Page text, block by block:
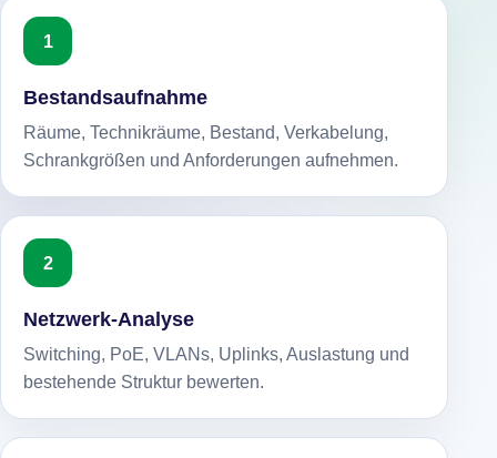
Bestandsaufnahme
Räume, Technikräume, Bestand, Verkabelung,
Schrankgrößen und Anforderungen aufnehmen.
Netzwerk-Analyse
Switching, PoE, VLANs, Uplinks, Auslastung und
bestehende Struktur bewerten.